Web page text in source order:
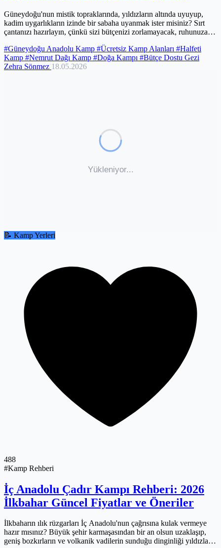
Güneydoğu'nun mistik topraklarında, yıldızların altında uyuyup,
kadim uygarlıkların izinde bir sabaha uyanmak ister misiniz? Sırt
çantanızı hazırlayın, çünkü sizi bütçenizi zorlamayacak, ruhunuza
verdiği bu coğrafyada, doğayla bütünleşeceğiniz, kendine has
kokusuyla sizi saracak keşif dolu bir maceraya adım atmaya hazır
olun. Bu topraklarda kamp yapmak, lüks otellerin sınırlarından
#Güneydoğu Anadolu Kamp #Ücretsiz Kamp Alanları #Halfeti
Kamp #Nemrut Dağı Kamp #Doğa Kampı #Bütçe Dostu Gezi
Zehra Sönmez 18.05.2026
📝 Kamp Yerleri
488
#Kamp Rehberi
İç Anadolu Çadır Kampı Rehberi: 2026
İlkbahar Güncel Fiyatlar ve Öneriler
İlkbaharın ılık rüzgarları İç Anadolu'nun çağrısına kulak vermeye
hazır mısınız? Büyük şehir karmaşasından bir an olsun uzaklaşıp,
geniş bozkırların ve volkanik vadilerin sunduğu dinginliği yıldızların